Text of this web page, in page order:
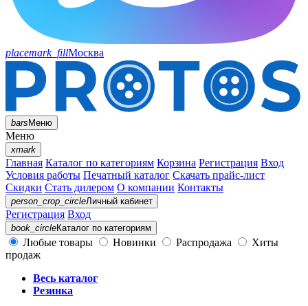
placemark_fillМосква
barsМеню
Меню
xmark
Главная Каталог по категориям Корзина Регистрация Вход
Условия работы Печатный каталог Скачать прайс-лист
Скидки Стать дилером О компании Контакты
person_crop_circleЛичный кабинет
Регистрация Вход
book_circleКаталог по категориям
Любые товары Новинки Распродажа
Хиты
продаж
Весь каталог
Резинка